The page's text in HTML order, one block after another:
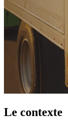
Le contexte